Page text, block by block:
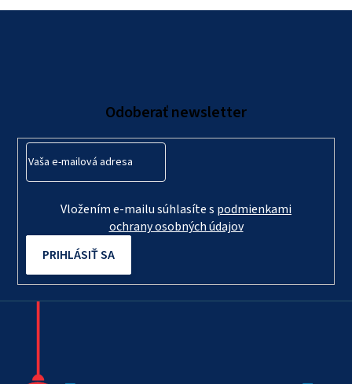
Odoberať newsletter
Vložením e-mailu súhlasíte s podmienkami
ochrany osobných údajov
PRIHLÁSIŤ SA